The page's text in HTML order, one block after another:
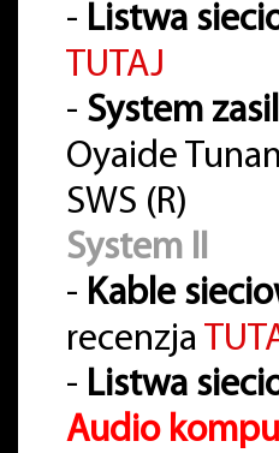
- Listwa
TUTAJ
- System
Oyaide
SWS (R)
System II
- Kable
recenzja
- Listwa
Audio